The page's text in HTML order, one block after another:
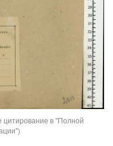
цитирование в "Полной